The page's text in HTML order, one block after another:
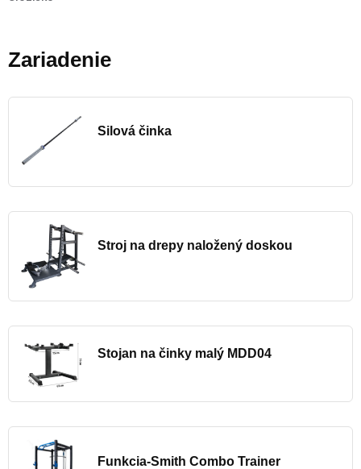
Zariadenie
Silová činka
Stroj na drepy naložený doskou
Stojan na činky malý MDD04
Funkcia-Smith Combo Trainer